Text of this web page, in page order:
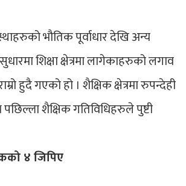
भौतिक पूर्वाधार देखि अन्य
शिक्षा क्षेत्रमा लागेकाहरुको लगाव
हुदै गएको हो । शैक्षिक क्षेत्रमा रुपन्देही
शैक्षिक गतिविधिहरुले पुष्टी
४ जिपिए